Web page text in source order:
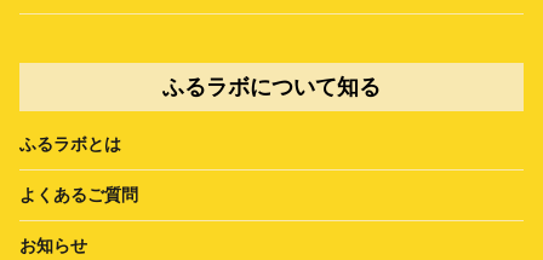
ふるラボについて知る
ふるラボとは
よくあるご質問
お知らせ